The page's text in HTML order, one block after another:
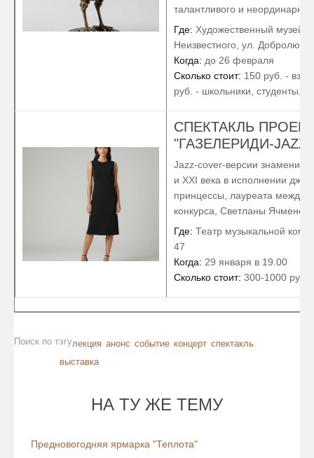
талантливого и
Где: Художественный музей
Неизвестного, ул.
Когда: до 26 февраля
Сколько стоит: 150 руб. -
руб. - школьники, студенты,
СПЕКТАКЛЬ
"ГАЗЕЛЕРИДИ-JAZZ"
Jazz-cover-версии
и XXI века в исполнении
принцессы, лауреата
конкурса, Светланы
Где: Театр музыкальной
47
Когда: 29 января в 19.00
Сколько стоит: 300-1000 руб.
Поиск по тэгулекция анонс событие концерт спектакль
выставка
НА ТУ ЖЕ ТЕМУ
Предновогодняя ярмарка "Теплота"